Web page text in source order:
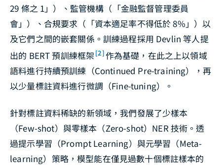
29 條之 1」）、監管機構（「金融監督管理委員
會」）、合規要求（「資本適足率不得低於 8%」）以
及它們之間的嵌套關係。訓練過程採用 Devlin 等人提
出的 BERT 預訓練框架 [2]作為基礎，在此之上以領域
語料進行持續預訓練（Continued Pre-training），再
以少量標註資料進行微調（Fine-tuning）。
針對標註資料稀缺的新領域，我們發展了少樣本
（Few-shot）與零樣本（Zero-shot）NER 技術。透
過提示學習（Prompt Learning）與元學習（Meta-
learning）策略，模型能在僅見過數十個標註樣本的